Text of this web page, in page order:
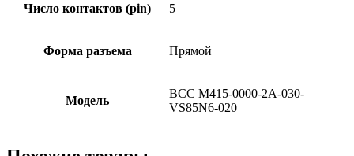
Число контактов (pin) 5
Форма разъема Прямой
Модель
BCC M415-0000-2A-030-
VS85N6-020